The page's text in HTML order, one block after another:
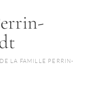
LA FAMILLE PERRIN-